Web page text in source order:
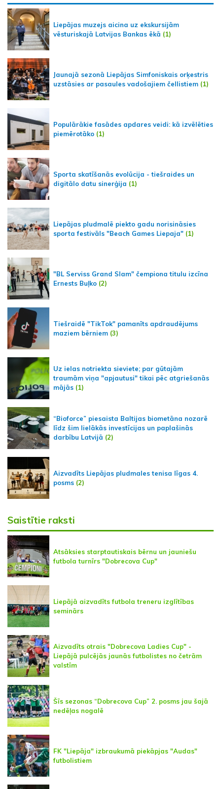
Liepājas muzejs aicina uz ekskursijām
vēsturiskajā Latvijas Bankas ēkā (1)
Jaunajā sezonā Liepājas Simfoniskais orķestris
uzstāsies ar pasaules vadošajiem čellistiem (1)
Populārākie fasādes apdares veidi: kā izvēlēties
piemērotāko (1)
Sporta skatīšanās evolūcija - tiešraides un
digitālo datu sinerģija (1)
Liepājas pludmalē piekto gadu norisināsies
sporta festivāls "Beach Games Liepaja" (1)
"BL Serviss Grand Slam" čempiona titulu izcīna
Ernests Buļko (2)
Tiešraidē "TikTok" pamanīts apdraudējums
maziem bērniem (3)
Uz ielas notriekta sieviete; par gūtajām
traumām viņa "apjautusi" tikai pēc atgriešanās
mājās (1)
“Bioforce” piesaista Baltijas biometāna nozarē
līdz šim lielākās investīcijas un paplašinās
darbību Latvijā (2)
Aizvadīts Liepājas pludmales tenisa līgas 4.
posms (2)
Saistītie raksti
Atsāksies starptautiskais bērnu un jauniešu
futbola turnīrs "Dobrecova Cup"
Liepājā aizvadīts futbola treneru izglītības
seminārs
Aizvadīts otrais "Dobrecova Ladies Cup" -
Liepājā pulcējās jaunās futbolistes no četrām
valstīm
Šīs sezonas “Dobrecova Cup” 2. posms jau šajā
nedēļas nogalē
FK "Liepāja" izbraukumā piekāpjas "Audas"
futbolistiem